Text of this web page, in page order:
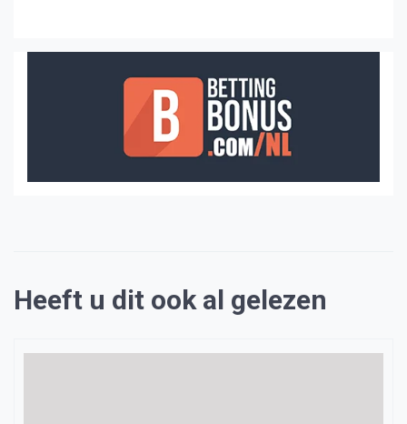
Heeft u dit ook al gelezen